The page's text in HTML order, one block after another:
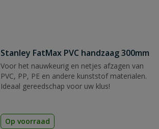
Stanley FatMax PVC handzaag 300mm
Voor het nauwkeurig en netjes afzagen van
PVC, PP, PE en andere kunststof materialen.
Ideaal gereedschap voor uw klus!
Op voorraad